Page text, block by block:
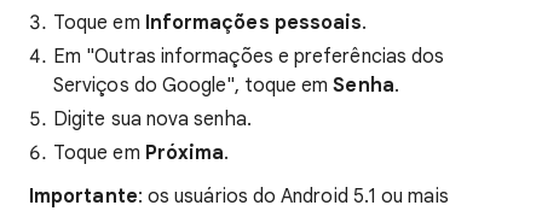
Toque em Informações pessoais.
Em "Outras informações e preferências dos
Serviços do Google", toque emSenha.
Digite sua nova senha.
Toque em Próxima.
Importante: os usuários do Android 5.1 ou mais